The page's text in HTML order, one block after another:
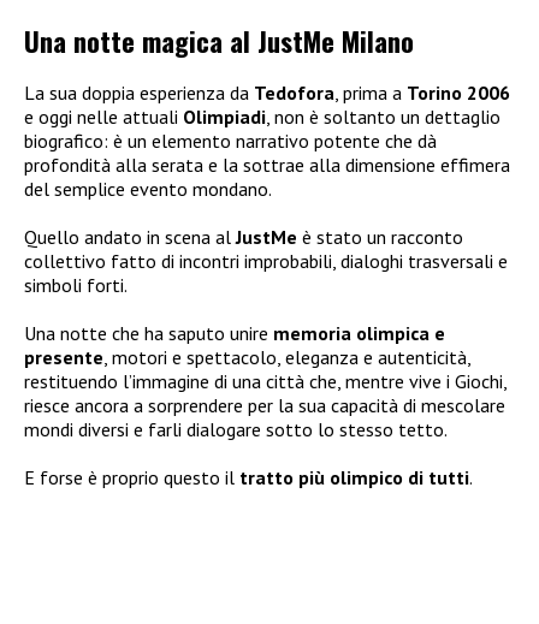
Una notte magica al JustMe Milano
La sua doppia esperienza da Tedofora, prima a Torino 2006
e oggi nelle attuali Olimpiadi, non è soltanto un dettaglio
biografico: è un elemento narrativo potente che dà
profondità alla serata e la sottrae alla dimensione effimera
del semplice evento mondano.
Quello andato in scena alJustMe è stato un racconto
collettivo fatto di incontri improbabili, dialoghi trasversali e
simboli forti.
Una notte che ha saputo unire memoria olimpica e
presente, motori e spettacolo, eleganza e autenticità,
restituendo l’immagine di una città che, mentre vive i Giochi,
riesce ancora a sorprendere per la sua capacità di mescolare
mondi diversi e farli dialogare sotto lo stesso tetto.
E forse è proprio questo il tratto più olimpico di tutti.